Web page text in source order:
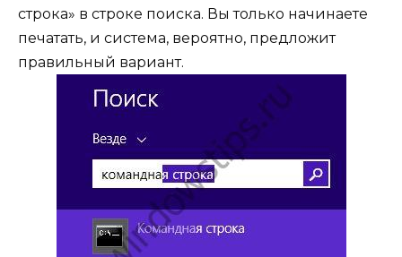
строка» в строке поиска. Вы только начинаете
печатать, и система, вероятно, предложит
правильный вариант.